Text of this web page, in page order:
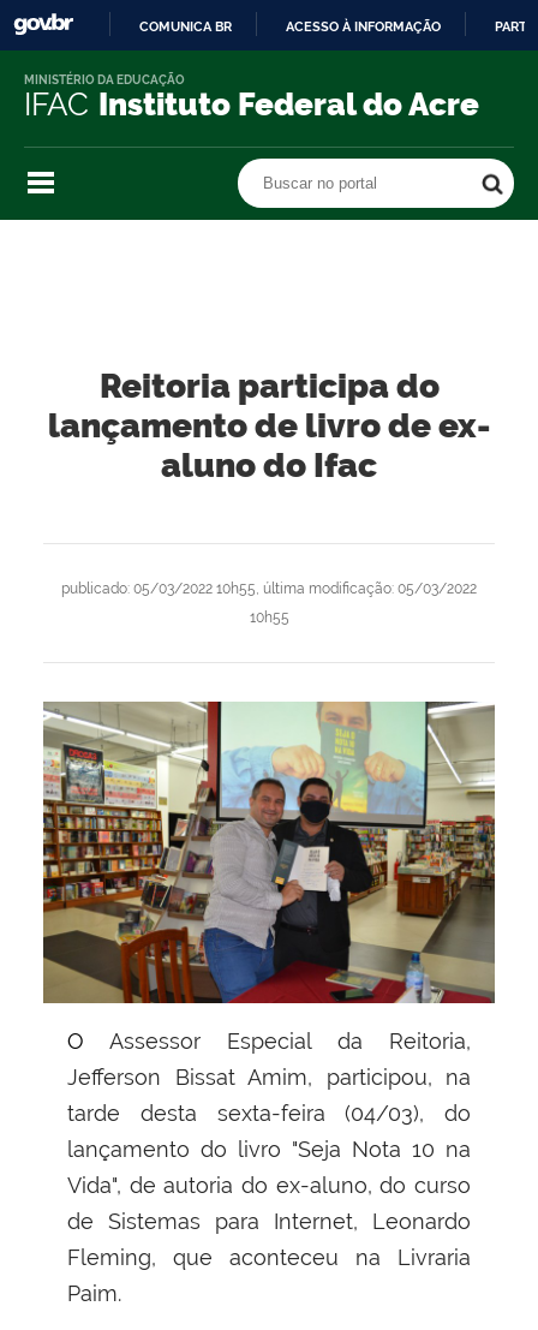
O
COMUNICA BR ACESSO À INFORMAÇÃO
IFAC Instituto Federal do Acre
MINISTÉRIO DA EDUCAÇÃO
Buscar no portal
Reitoria participa do
lançamento de livro de ex-
aluno do Ifac
publicado: 05/03/2022 10h55, última modificação: 05/03/2022
10h55
O Assessor Especial da Reitoria,
Jefferson Bissat Amim, participou, na
tarde desta sexta-feira (04/03), do
lançamento do livro "Seja Nota 10 na
Vida", de autoria do ex-aluno, do curso
de Sistemas para Internet, Leonardo
Fleming, que aconteceu na Livraria
Paim.